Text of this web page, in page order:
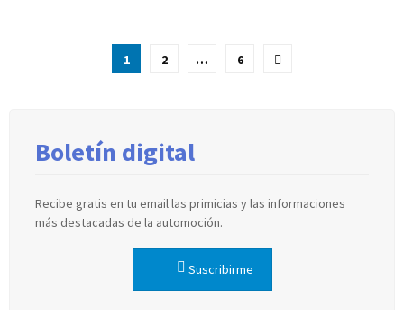
Paginación
1 2 … 6
Boletín digital
Recibe gratis en tu email las primicias y las informaciones
más destacadas de la automoción.
Suscribirme